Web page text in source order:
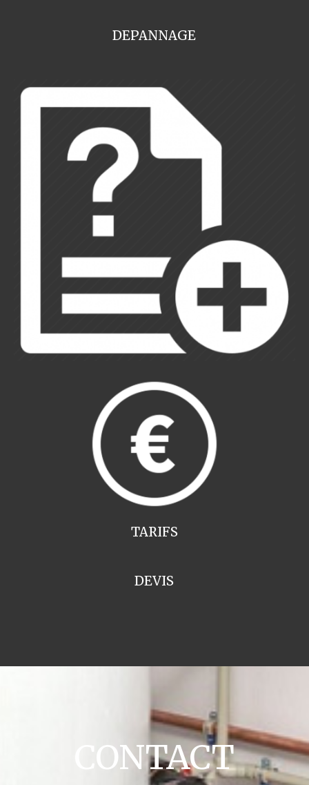
DEPANNAGE
TARIFS
DEVIS
CONTACT